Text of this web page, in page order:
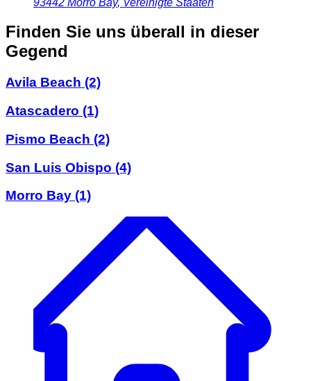
Finden Sie uns überall in dieser
Gegend
Avila Beach (2)
Atascadero (1)
Pismo Beach (2)
San Luis Obispo (4)
Morro Bay (1)